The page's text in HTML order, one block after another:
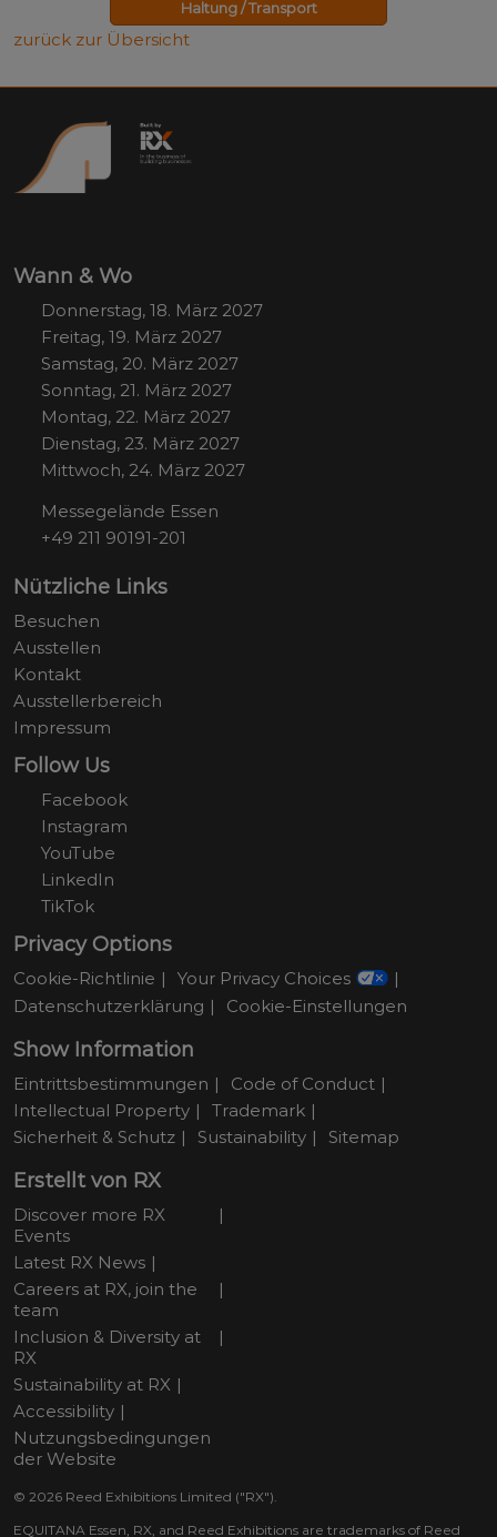
Haltung / Transport
zurück zur Übersicht
Wann & Wo
Donnerstag, 18. März 2027
Freitag, 19. März 2027
Samstag, 20. März 2027
Sonntag, 21. März 2027
Montag, 22. März 2027
Dienstag, 23. März 2027
Mittwoch, 24. März 2027
Messegelände Essen
+49 211 90191-201
Nützliche Links
Besuchen
Ausstellen
Kontakt
Ausstellerbereich
Impressum
Follow Us
Facebook
Instagram
YouTube
LinkedIn
TikTok
Privacy Options
Cookie-Richtlinie
Your Privacy Choices
Datenschutzerklärung
Cookie-Einstellungen
Show Information
Eintrittsbestimmungen
Code of Conduct
Intellectual Property
Trademark
Sicherheit & Schutz
Sustainability Sitemap
Erstellt von RX
Discover more RX
Events
Latest RX News
Careers at RX, join the
team
Inclusion & Diversity at
RX
Sustainability at RX
Accessibility
Nutzungsbedingungen
der Website
© 2026 Reed Exhibitions Limited ("RX").
EQUITANA Essen, RX, and Reed Exhibitions are trademarks of Reed